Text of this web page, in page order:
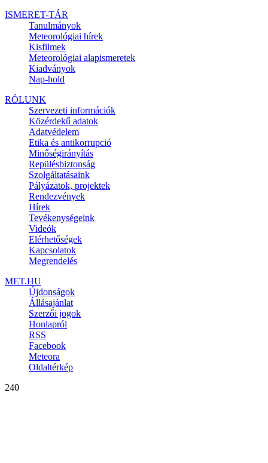
ISMERET-TÁR
Tanulmányok
Meteorológiai hírek
Kisfilmek
Meteorológiai alapismeretek
Kiadványok
Nap-hold
RÓLUNK
Szervezeti információk
Közérdekű adatok
Adatvédelem
Etika és antikorrupció
Minőségirányítás
Repülésbiztonság
Szolgáltatásaink
Pályázatok, projektek
Rendezvények
Hírek
Tevékenységeink
Videók
Elérhetőségek
Kapcsolatok
Megrendelés
MET.HU
Újdonságok
Állásajánlat
Szerzői jogok
Honlapról
RSS
Facebook
Meteora
Oldaltérkép
240